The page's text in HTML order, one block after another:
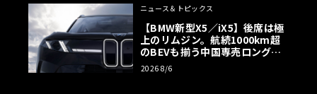
ニュース＆トピックス
【BMW新型X5／iX5】後席は極
上のリムジン。航続1000km超
のBEVも揃う中国専売ロング仕
様の全貌
2026 8/6